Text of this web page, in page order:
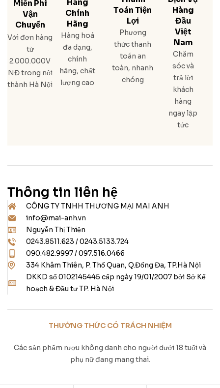
Miễn Phí
Vận
Chuyển
Với đơn hàng
từ
2.000.000V
NĐ trong nội
thành Hà Nội
Hàng
Chính
Hãng
Hàng hoá
đa dạng,
chính
hãng, chất
lượng cao
Toán Tiện
Lợi
Phương
thức thanh
toán an
toàn, nhanh
chóng
Hàng
Đầu
Việt
Nam
Chăm
sóc và
trả lời
khách
hàng
ngay lập
tức
Thông tin liên hệ
CÔNG TY TNHH THƯƠNG MẠI MAI ANH
info@mai-anh.vn
Nguyễn Thị Thiện
0243.8511.623 / 0243.5133.724
090.482.9997 / 097.516.0466
334 Khâm Thiên, P. Thổ Quan, Q.Đống Đa, TP.Hà Nội
DKKD số 0102145445 cấp ngày 19/01/2007 bởi Sở Kế
hoạch & Đầu tư TP. Hà Nội
THƯỞNG THỨC CÓ TRÁCH NHIỆM
Các sản phẩm rượu không danh cho người dưới 18 tuổi và
phụ nữ đang mang thai.